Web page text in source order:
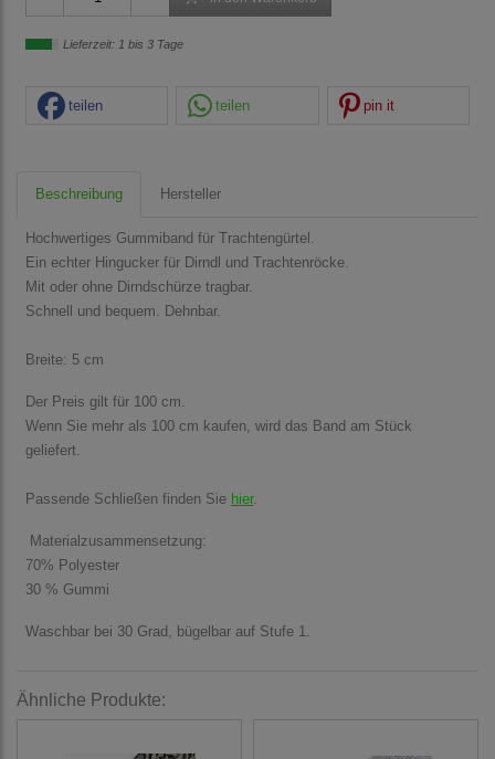
Lieferzeit: 1 bis 3 Tage
teilen teilen pin it
Beschreibung Hersteller
Hochwertiges Gummiband für Trachtengürtel.
Ein echter Hingucker für Dirndl und Trachtenröcke.
Mit oder ohne Dirndschürze tragbar.
Schnell und bequem. Dehnbar.
Breite: 5 cm
Der Preis gilt für 100 cm.
Wenn Sie mehr als 100 cm kaufen, wird das Band am Stück
geliefert.
Passende Schließen finden Sie hier.
Materialzusammensetzung:
70% Polyester
30 % Gummi
Waschbar bei 30 Grad, bügelbar auf Stufe 1.
Ähnliche Produkte: